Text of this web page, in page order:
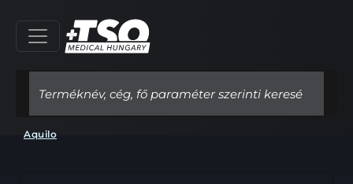
Aquilo